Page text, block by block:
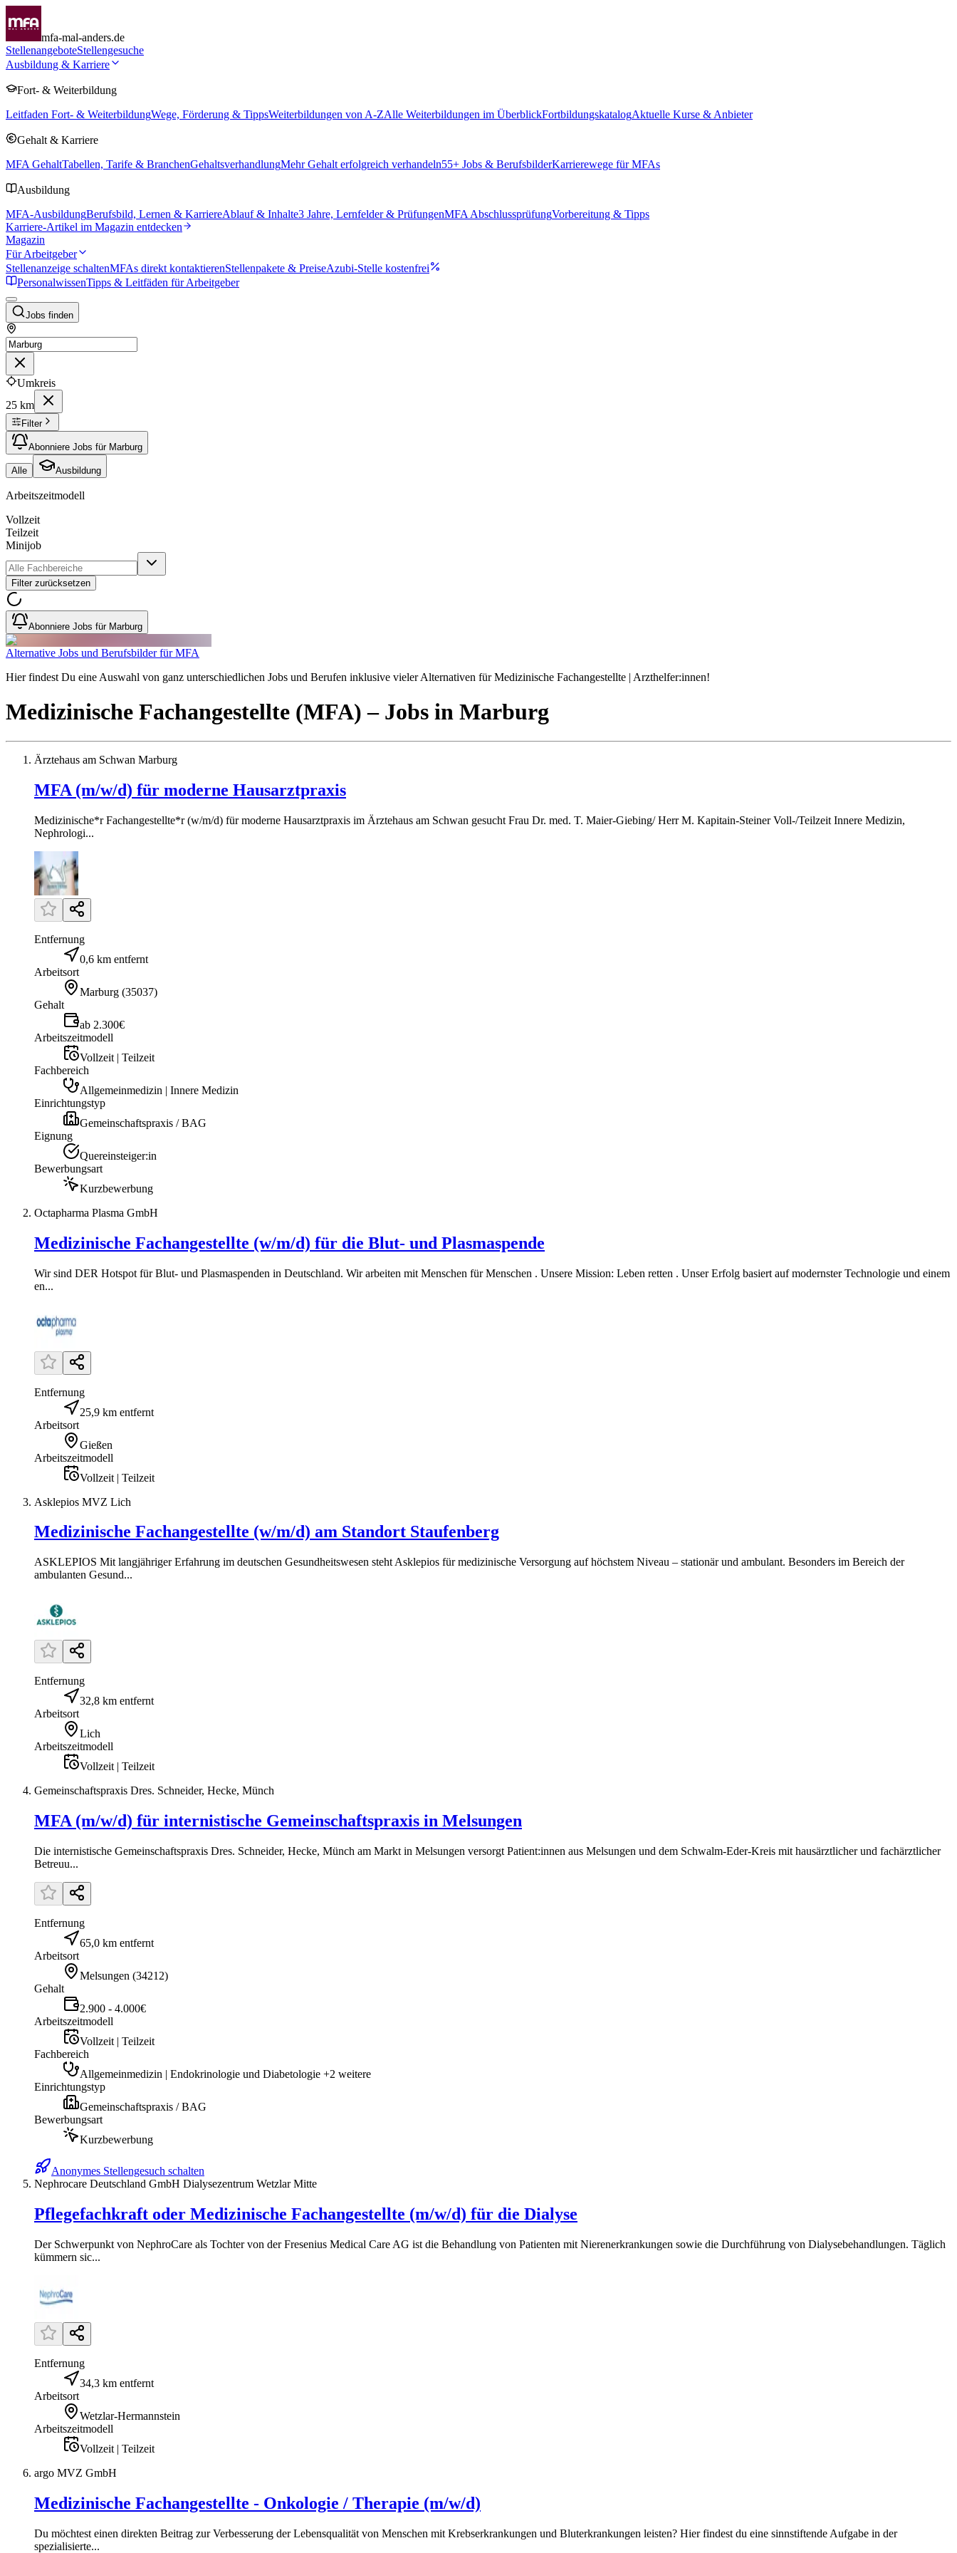
mfa-mal-anders.de
StellenangeboteStellengesuche
Ausbildung & Karriere
Fort- & Weiterbildung
Leitfaden Fort- & WeiterbildungWege, Förderung & TippsWeiterbildungen von A-ZAlle Weiterbildungen im ÜberblickFortbildungskatalogAktuelle Kurse & Anbieter
Gehalt & Karriere
MFA GehaltTabellen, Tarife & BranchenGehaltsverhandlungMehr Gehalt erfolgreich verhandeln55+ Jobs & BerufsbilderKarrierewege für MFAs
Ausbildung
MFA-AusbildungBerufsbild, Lernen & KarriereAblauf & Inhalte3 Jahre, Lernfelder & PrüfungenMFA AbschlussprüfungVorbereitung & Tipps
Karriere-Artikel im Magazin entdecken
Magazin
Für Arbeitgeber
Stellenanzeige schaltenMFAs direkt kontaktierenStellenpakete & PreiseAzubi-Stelle kostenfrei
PersonalwissenTipps & Leitfäden für Arbeitgeber
Jobs finden
Umkreis
25 km
Filter
Abonniere Jobs für Marburg
Alle Ausbildung
Arbeitszeitmodell
Vollzeit
Teilzeit
Minijob
Filter zurücksetzen
Abonniere Jobs für Marburg
Alternative Jobs und Berufsbilder für MFA
Hier findest Du eine Auswahl von ganz unterschiedlichen Jobs und Berufen inklusive vieler Alternativen für Medizinische Fachangestellte | Arzthelfer:innen!
Medizinische Fachangestellte (MFA) – Jobs in Marburg
Ärztehaus am Schwan Marburg
MFA (m/w/d) für moderne Hausarztpraxis
Medizinische*r Fachangestellte*r (w/m/d) für moderne Hausarztpraxis im Ärztehaus am Schwan gesucht Frau Dr. med. T. Maier-Giebing/ Herr M. Kapitain-Steiner Voll-/Teilzeit Innere Medizin,
Nephrologi...
Entfernung
0,6 km entfernt
Arbeitsort
Marburg (35037)
Gehalt
ab 2.300€
Arbeitszeitmodell
Vollzeit | Teilzeit
Fachbereich
Allgemeinmedizin | Innere Medizin
Einrichtungstyp
Gemeinschaftspraxis / BAG
Eignung
Quereinsteiger:in
Bewerbungsart
Kurzbewerbung
Octapharma Plasma GmbH
Medizinische Fachangestellte (w/m/d) für die Blut- und Plasmaspende
Wir sind DER Hotspot für Blut- und Plasmaspenden in Deutschland. Wir arbeiten mit Menschen für Menschen . Unsere Mission: Leben retten . Unser Erfolg basiert auf modernster Technologie und einem
en...
Entfernung
25,9 km entfernt
Arbeitsort
Gießen
Arbeitszeitmodell
Vollzeit | Teilzeit
Asklepios MVZ Lich
Medizinische Fachangestellte (w/m/d) am Standort Staufenberg
ASKLEPIOS Mit langjähriger Erfahrung im deutschen Gesundheitswesen steht Asklepios für medizinische Versorgung auf höchstem Niveau – stationär und ambulant. Besonders im Bereich der
ambulanten Gesund...
Entfernung
32,8 km entfernt
Arbeitsort
Lich
Arbeitszeitmodell
Vollzeit | Teilzeit
Gemeinschaftspraxis Dres. Schneider, Hecke, Münch
MFA (m/w/d) für internistische Gemeinschaftspraxis in Melsungen
Die internistische Gemeinschaftspraxis Dres. Schneider, Hecke, Münch am Markt in Melsungen versorgt Patient:innen aus Melsungen und dem Schwalm-Eder-Kreis mit hausärztlicher und fachärztlicher
Betreuu...
Entfernung
65,0 km entfernt
Arbeitsort
Melsungen (34212)
Gehalt
2.900 - 4.000€
Arbeitszeitmodell
Vollzeit | Teilzeit
Fachbereich
Allgemeinmedizin | Endokrinologie und Diabetologie +2 weitere
Einrichtungstyp
Gemeinschaftspraxis / BAG
Bewerbungsart
Kurzbewerbung
Anonymes Stellengesuch schalten
Nephrocare Deutschland GmbH Dialysezentrum Wetzlar Mitte
Pflegefachkraft oder Medizinische Fachangestellte (m/w/d) für die Dialyse
Der Schwerpunkt von NephroCare als Tochter von der Fresenius Medical Care AG ist die Behandlung von Patienten mit Nierenerkrankungen sowie die Durchführung von Dialysebehandlungen. Täglich
kümmern sic...
Entfernung
34,3 km entfernt
Arbeitsort
Wetzlar-Hermannstein
Arbeitszeitmodell
Vollzeit | Teilzeit
argo MVZ GmbH
Medizinische Fachangestellte - Onkologie / Therapie (m/w/d)
Du möchtest einen direkten Beitrag zur Verbesserung der Lebensqualität von Menschen mit Krebserkrankungen und Bluterkrankungen leisten? Hier findest du eine sinnstiftende Aufgabe in der
spezialisierte...